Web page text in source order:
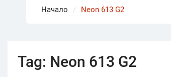
Начало Neon 613 G2
Tag: Neon 613 G2